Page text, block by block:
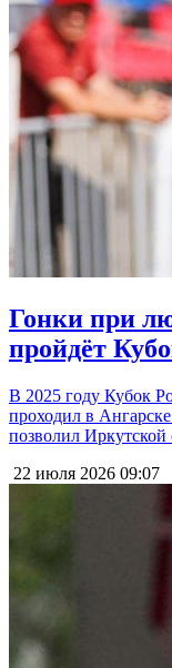
Гонки при
пройдёт
В 2025 году Кубок
проходил в
позволил
22 июля 2026 09:07